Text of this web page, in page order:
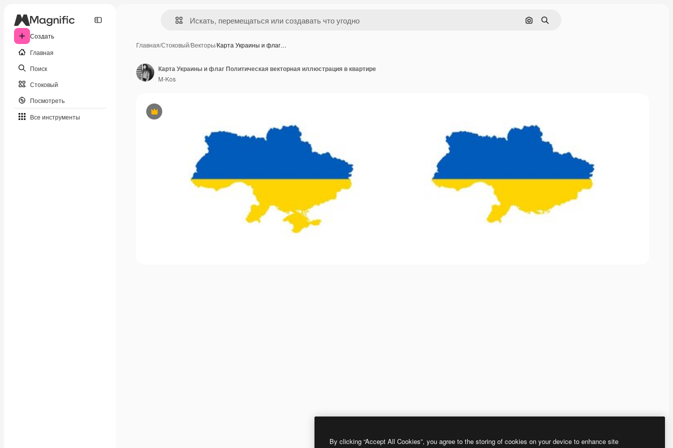
Создать
Главная
Поиск
Стоковый
Посмотреть
Все инструменты
Поиск по изображению
Поиск
Главная/Стоковый/Векторы/Карта Украины и флаг…
Премиум
Карта Украины и флаг Политическая векторная иллюстрация в квартире
M-Kos
By clicking “Accept All Cookies”, you agree to the storing of cookies on your device to enhance site